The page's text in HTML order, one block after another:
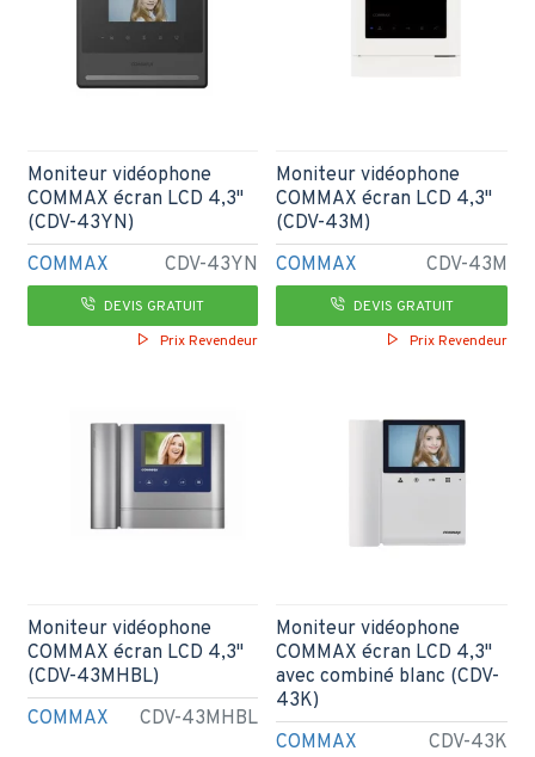
COMMAX CDV-43YN
Moniteur vidéophone
COMMAX écran LCD 4,3"
(CDV-43YN)
DEVIS GRATUIT
Prix Revendeur
COMMAX CDV-43M
Moniteur vidéophone
COMMAX écran LCD 4,3"
(CDV-43M)
DEVIS GRATUIT
Prix Revendeur
COMMAX CDV-43MHBL
Moniteur vidéophone
COMMAX écran LCD 4,3"
(CDV-43MHBL)
COMMAX CDV-43K
Moniteur vidéophone
COMMAX écran LCD 4,3"
avec combiné blanc (CDV-
43K)